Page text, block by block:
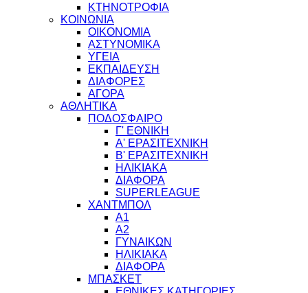
ΚΤΗΝΟΤΡΟΦΙΑ
ΚΟΙΝΩΝΙΑ
ΟΙΚΟΝΟΜΙΑ
ΑΣΤΥΝΟΜΙΚΑ
ΥΓΕΙΑ
ΕΚΠΑΙΔΕΥΣΗ
ΔΙΑΦΟΡΕΣ
ΑΓΟΡΑ
ΑΘΛΗΤΙΚΑ
ΠΟΔΟΣΦΑΙΡΟ
Γ' ΕΘΝΙΚΗ
Α' ΕΡΑΣΙΤΕΧΝΙΚΗ
Β' ΕΡΑΣΙΤΕΧΝΙΚΗ
ΗΛΙΚΙΑΚΑ
ΔΙΑΦΟΡΑ
SUPERLEAGUE
ΧΑΝΤΜΠΟΛ
Α1
Α2
ΓΥΝΑΙΚΩΝ
ΗΛΙΚΙΑΚΑ
ΔΙΑΦΟΡΑ
ΜΠΑΣΚΕΤ